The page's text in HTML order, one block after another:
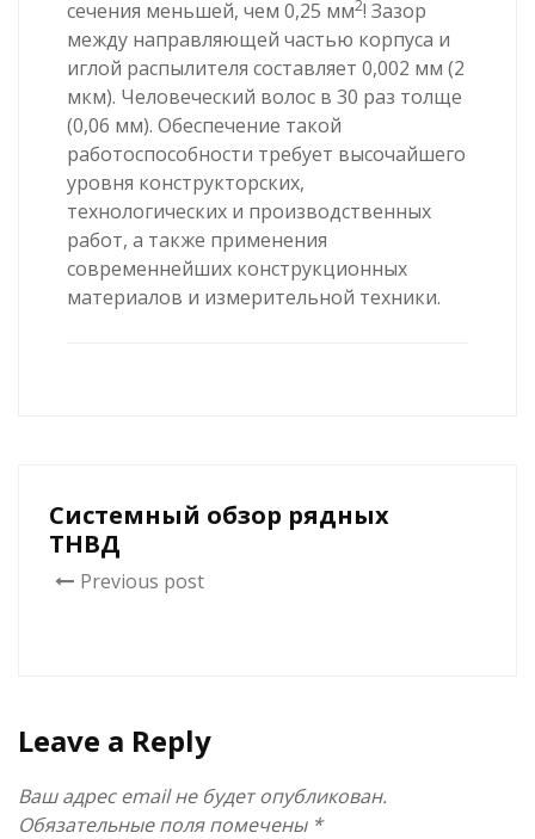
сечения меньшей, чем 0,25 мм2! Зазор
между направляющей частью корпуса и
иглой распылителя составляет 0,002 мм (2
мкм). Человеческий волос в 30 раз толще
(0,06 мм). Обеспечение такой
работоспособности требует высочайшего
уровня конструкторских,
технологических и производственных
работ, а также применения
современнейших конструкционных
материалов и измерительной техники.
Системный обзор рядных
ТНВД
Previous post
Leave a Reply
Ваш адрес email не будет опубликован.
Обязательные поля помечены *